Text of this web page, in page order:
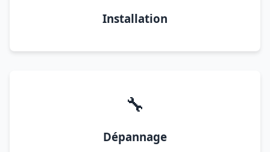
Installation
🔧
Dépannage